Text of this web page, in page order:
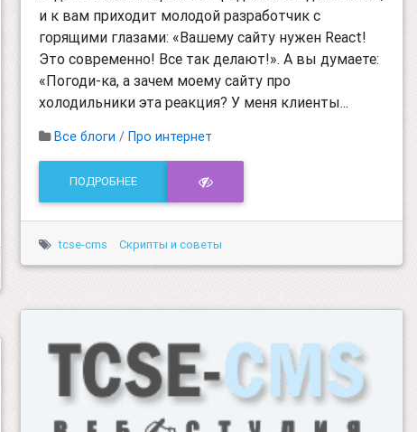
и к вам приходит молодой разработчик с
горящими глазами: «Вашему сайту нужен React!
Это современно! Все так делают!». А вы думаете:
«Погоди-ка, а зачем моему сайту про
холодильники эта реакция? У меня клиенты...
Все блоги /Про интернет
ПОДРОБНЕЕ
tcse-cms Скрипты и советы